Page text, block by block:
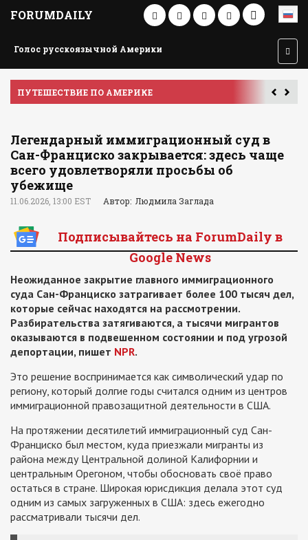
FORUMDAILY
Голос русскоязычной Америки
ПУТЕШЕСТВИЕ ПО АМЕРИКЕ
Легендарный иммиграционный суд в
Сан-Франциско закрывается: здесь чаще
всего удовлетворяли просьбы об
убежище
11.06.2026, 13:00 EST Автор: Людмила Заглада
Подписывайтесь на ForumDaily в
Google News
Неожиданное закрытие главного иммиграционного
суда Сан-Франциско затрагивает более 100 тысяч дел,
которые сейчас находятся на рассмотрении.
Разбирательства затягиваются, а тысячи мигрантов
оказываются в подвешенном состоянии и под угрозой
депортации, пишет NPR.
Это решение воспринимается как символический удар по
региону, который долгие годы считался одним из центров
иммиграционной правозащитной деятельности в США.
На протяжении десятилетий иммиграционный суд Сан-
Франциско был местом, куда приезжали мигранты из
района между Центральной долиной Калифорнии и
центральным Орегоном, чтобы обосновать своё право
остаться в стране. Широкая юрисдикция делала этот суд
одним из самых загруженных в США: здесь ежегодно
рассматривали тысячи дел.